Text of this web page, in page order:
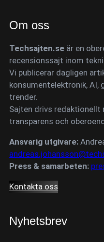
Om oss
Techsajten.se är en
recensionssajt inom
Vi publicerar dagligen
konsumentelektronik, AI,
trender.
Sajten drivs redaktionellt
transparens och
Ansvarig utgivare:
Press & samarbeten:
Kontakta oss
Nyhetsbrev